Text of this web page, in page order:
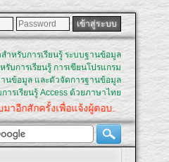
ำหรับการเรียนรู้ ระบบฐานข้อมูล
บการเรียนรู้ การเขียนโปรแกรม
านข้อมูล และตัวจัดการฐานข้อมูล
ารเรียนรู้ Access ด้วยภาษาไทย
อีกสักครั้งเพื่อแจ้งผู้ตอบ.